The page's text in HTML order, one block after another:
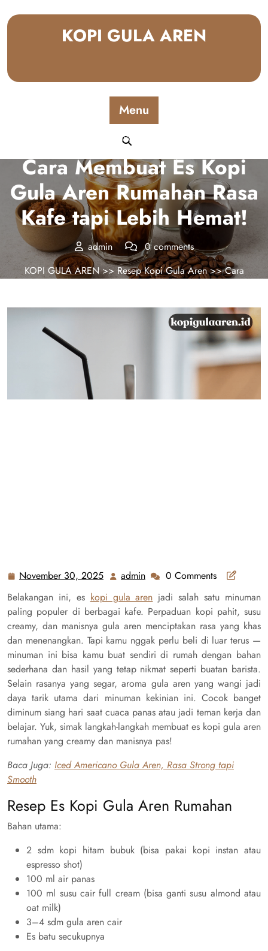
KOPI GULA AREN
Menu
Posted On November 30, 2025
Cara Membuat Es Kopi
Gula Aren Rumahan Rasa
Kafe tapi Lebih Hemat!
admin
0 comments
KOPI GULA AREN>>Resep Kopi Gula Aren>> Cara
November 30, 2025 November
30,
2025
admin admin0 Comments
Belakangan ini, es kopi gula aren jadi salah satu minuman
paling populer di berbagai kafe. Perpaduan kopi pahit, susu
creamy, dan manisnya gula aren menciptakan rasa yang khas
dan menenangkan. Tapi kamu nggak perlu beli di luar terus —
minuman ini bisa kamu buat sendiri di rumah dengan bahan
sederhana dan hasil yang tetap nikmat seperti buatan barista.
Selain rasanya yang segar, aroma gula aren yang wangi jadi
daya tarik utama dari minuman kekinian ini. Cocok banget
diminum siang hari saat cuaca panas atau jadi teman kerja dan
belajar. Yuk, simak langkah-langkah membuat es kopi gula aren
rumahan yang creamy dan manisnya pas!
Baca Juga: Iced Americano Gula Aren, Rasa Strong tapi
Smooth
Resep Es Kopi Gula Aren Rumahan
Bahan utama:
2 sdm kopi hitam bubuk (bisa pakai kopi instan atau
espresso shot)
100 ml air panas
100 ml susu cair full cream (bisa ganti susu almond atau
oat milk)
3–4 sdm gula aren cair
Es batu secukupnya